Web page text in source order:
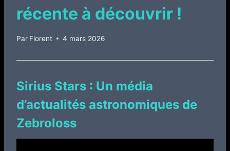
récente à découvrir !
Par Florent 4 mars 2026
Sirius Stars : Un média
d’actualités astronomiques de
Zebroloss